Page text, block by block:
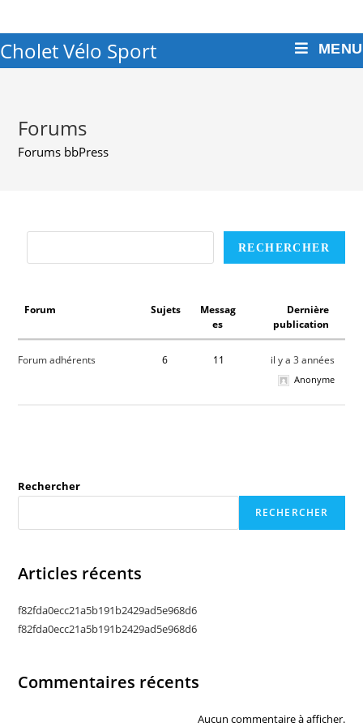
Cholet Vélo Sport MENU
Forums
Forums bbPress
Forum Sujets
Messag
es
Dernière
publication
Forum adhérents 6 11 il y a 3 années
Anonyme
Rechercher
RECHERCHER
Articles récents
f82fda0ecc21a5b191b2429ad5e968d6
f82fda0ecc21a5b191b2429ad5e968d6
Commentaires récents
Aucun commentaire à afficher.